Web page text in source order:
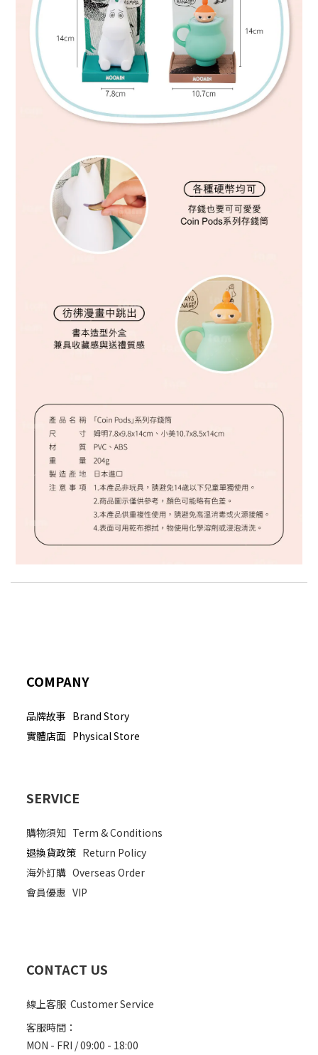
COMPANY
品牌故事 Brand Story
實體店面 Physical Store
SERVICE
購物須知 Term & Conditions
退換貨政策 Return Policy
海外訂購 Overseas Order
會員優惠 VIP
CONTACT US
線上客服 Customer Service
客服時間：
MON - FRI / 09:00 - 18:00